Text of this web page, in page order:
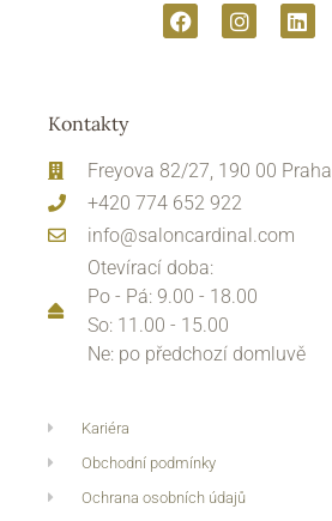
Kontakty
Freyova 82/27, 190 00 Praha
+420 774 652 922
info@saloncardinal.com
Otevírací doba:
Po - Pá: 9.00 - 18.00
So: 11.00 - 15.00
Ne: po předchozí domluvě
Kariéra
Obchodní podmínky
Ochrana osobních údajů